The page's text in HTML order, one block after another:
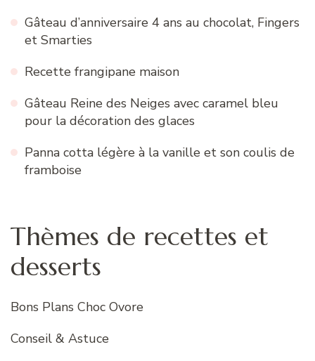
Gâteau d’anniversaire 4 ans au chocolat, Fingers
et Smarties
Recette frangipane maison
Gâteau Reine des Neiges avec caramel bleu
pour la décoration des glaces
Panna cotta légère à la vanille et son coulis de
framboise
Thèmes de recettes et
desserts
Bons Plans Choc Ovore
Conseil & Astuce